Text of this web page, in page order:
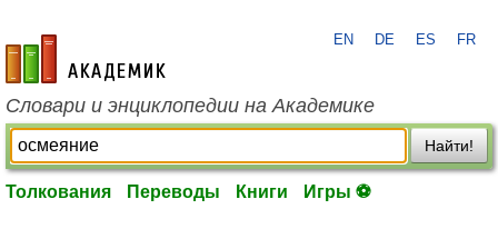
academic.ru
EN DE ES FR
Словари и энциклопедии на Академике
Найти!
Толкования Переводы Книги Игры ⚽